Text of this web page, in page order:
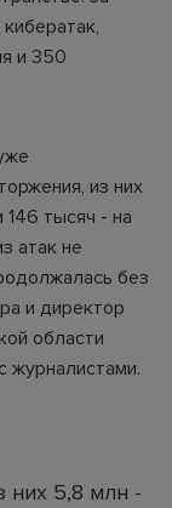
и 350
из них
146 тысяч - на
атак не
без
и директор
области
журналистами.
них 5,8 млн -